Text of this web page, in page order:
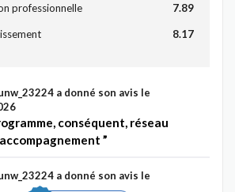
professionnelle 7.89
8.17
a donné son avis le
conséquent, réseau
a donné son avis le